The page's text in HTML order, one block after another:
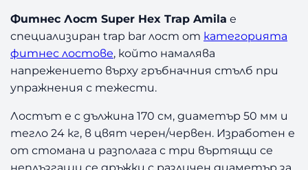
е
с
Л
о
с
S
u
Фитнес Лост Super Hex Trap Amila е
специализиран trap bar лост от категорията
фитнес лостове, който намалява
напрежението върху гръбначния стълб при
упражнения с тежести.
Лостът е с дължина 170 см, диаметър 50 мм и
тегло 24 кг, в цвят черен/червен. Изработен е
от стомана и разполага с три въртящи се
неплъзгащи се дръжки с различен диаметър за